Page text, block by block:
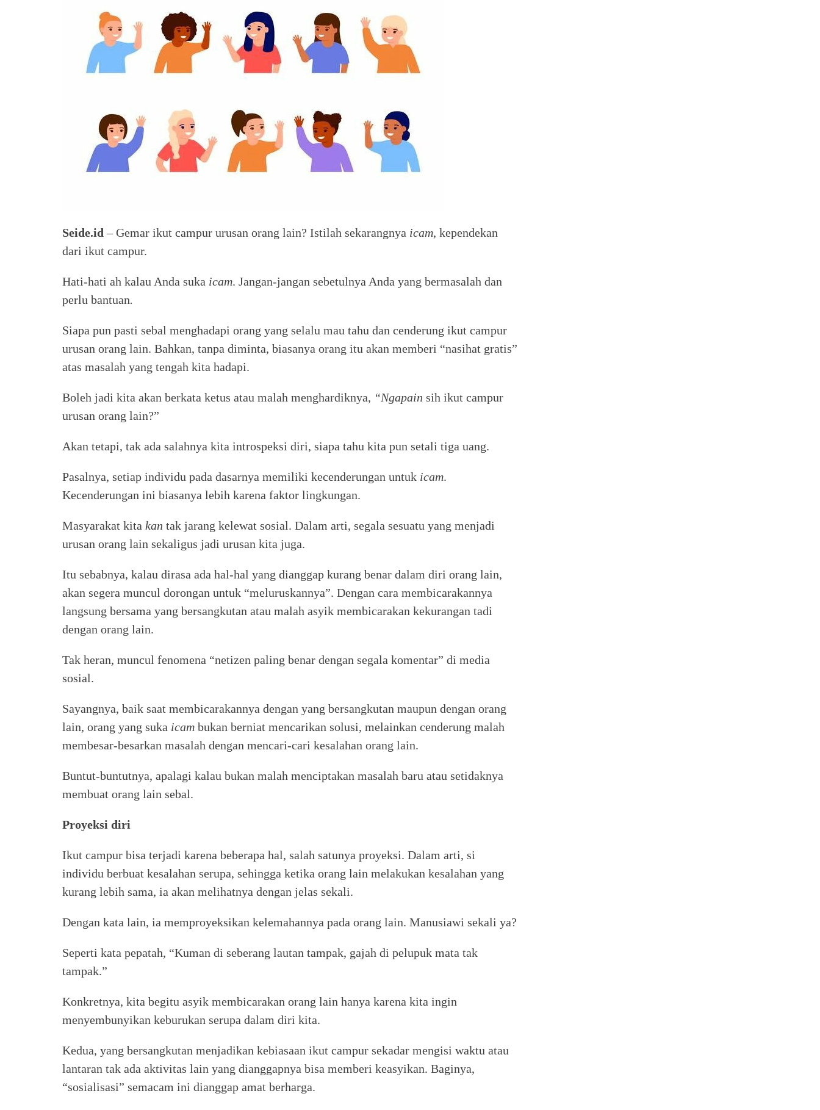
Seide.id – Gemar ikut campur urusan orang lain? Istilah sekarangnya icam, kependekan
dari ikut campur.
Hati-hati ah kalau Anda suka icam. Jangan-jangan sebetulnya Anda yang bermasalah dan
perlu bantuan.
Siapa pun pasti sebal menghadapi orang yang selalu mau tahu dan cenderung ikut campur
urusan orang lain. Bahkan, tanpa diminta, biasanya orang itu akan memberi “nasihat gratis”
atas masalah yang tengah kita hadapi.
Boleh jadi kita akan berkata ketus atau malah menghardiknya, “Ngapain sih ikut campur
urusan orang lain?”
Akan tetapi, tak ada salahnya kita introspeksi diri, siapa tahu kita pun setali tiga uang.
Pasalnya, setiap individu pada dasarnya memiliki kecenderungan untuk icam.
Kecenderungan ini biasanya lebih karena faktor lingkungan.
Masyarakat kita kan tak jarang kelewat sosial. Dalam arti, segala sesuatu yang menjadi
urusan orang lain sekaligus jadi urusan kita juga.
Itu sebabnya, kalau dirasa ada hal-hal yang dianggap kurang benar dalam diri orang lain,
akan segera muncul dorongan untuk “meluruskannya”. Dengan cara membicarakannya
langsung bersama yang bersangkutan atau malah asyik membicarakan kekurangan tadi
dengan orang lain.
Tak heran, muncul fenomena “netizen paling benar dengan segala komentar” di media
sosial.
Sayangnya, baik saat membicarakannya dengan yang bersangkutan maupun dengan orang
lain, orang yang suka icam bukan berniat mencarikan solusi, melainkan cenderung malah
membesar-besarkan masalah dengan mencari-cari kesalahan orang lain.
Buntut-buntutnya, apalagi kalau bukan malah menciptakan masalah baru atau setidaknya
membuat orang lain sebal.
Proyeksi diri
Ikut campur bisa terjadi karena beberapa hal, salah satunya proyeksi. Dalam arti, si
individu berbuat kesalahan serupa, sehingga ketika orang lain melakukan kesalahan yang
kurang lebih sama, ia akan melihatnya dengan jelas sekali.
Dengan kata lain, ia memproyeksikan kelemahannya pada orang lain. Manusiawi sekali ya?
Seperti kata pepatah, “Kuman di seberang lautan tampak, gajah di pelupuk mata tak
tampak.”
Konkretnya, kita begitu asyik membicarakan orang lain hanya karena kita ingin
menyembunyikan keburukan serupa dalam diri kita.
Kedua, yang bersangkutan menjadikan kebiasaan ikut campur sekadar mengisi waktu atau
lantaran tak ada aktivitas lain yang dianggapnya bisa memberi keasyikan. Baginya,
“sosialisasi” semacam ini dianggap amat berharga.